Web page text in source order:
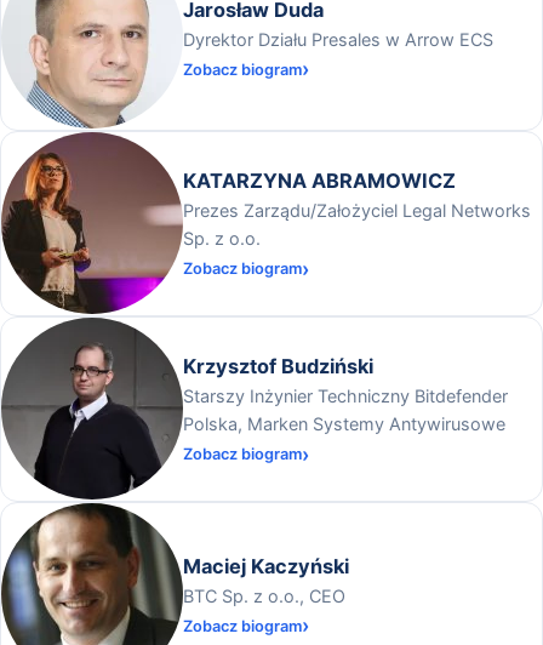
Jarosław Duda
Dyrektor Działu Presales w Arrow ECS
Zobacz biogram
KATARZYNA ABRAMOWICZ
Prezes Zarządu/Założyciel Legal Networks
Sp. z o.o.
Zobacz biogram
Krzysztof Budziński
Starszy Inżynier Techniczny Bitdefender
Polska, Marken Systemy Antywirusowe
Zobacz biogram
Maciej Kaczyński
BTC Sp. z o.o., CEO
Zobacz biogram